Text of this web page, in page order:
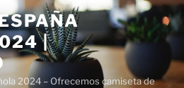
|
2024 – Ofrecemos camiseta de